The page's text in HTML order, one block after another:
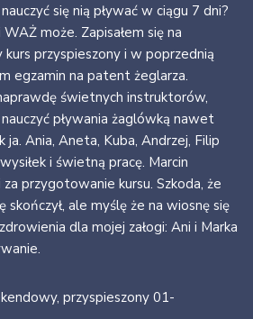
się nią pływać w ciągu 7 dni?
może. Zapisałem się na
kurs przyspieszony i w poprzednią
egzamin na patent żeglarza.
świetnych instruktorów,
pływania żaglówką nawet
ja. Ania, Aneta, Kuba, Andrzej, Filip
i świetną pracę. Marcin
przygotowanie kursu. Szkoda, że
skończył, ale myślę że na wiosnę się
dla mojej załogi: Ani i Marka
przyspieszony 01-